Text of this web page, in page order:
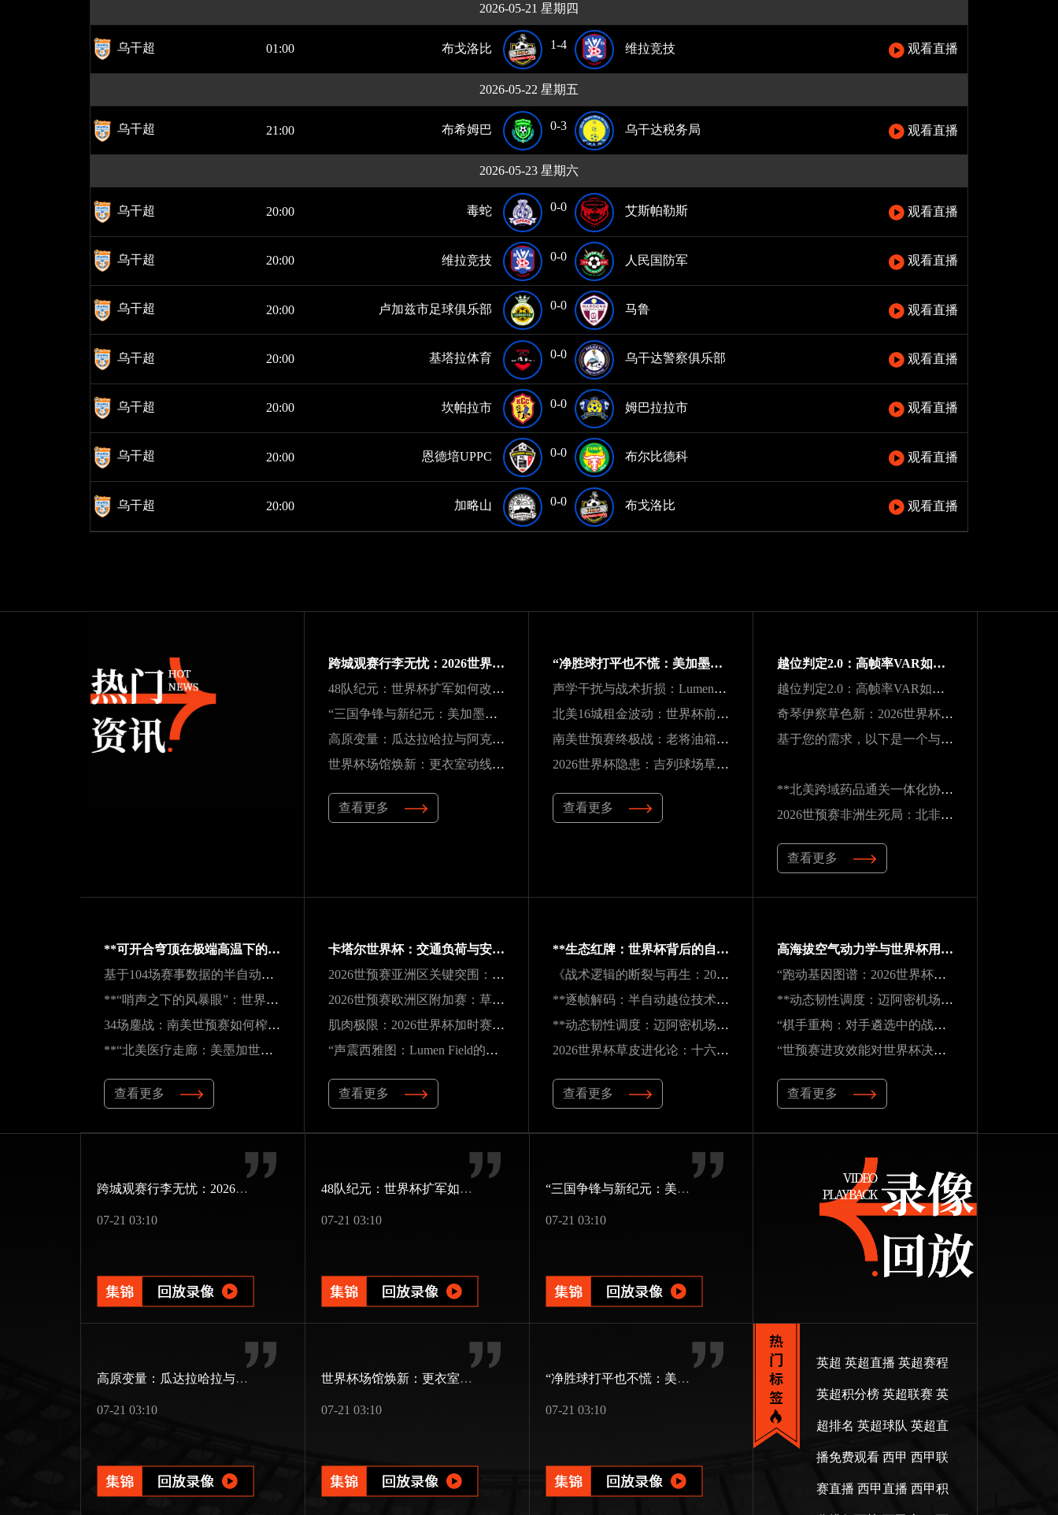
2026-05-21 星期四
乌干超 01:00 布戈洛比 1-4 维拉竞技 观看直播
2026-05-22 星期五
乌干超 21:00 布希姆巴 0-3 乌干达税务局 观看直播
2026-05-23 星期六
乌干超 20:00 毒蛇 0-0 艾斯帕勒斯 观看直播
乌干超 20:00 维拉竞技 0-0 人民国防军 观看直播
乌干超 20:00 卢加兹市足球俱乐部 0-0 马鲁 观看直播
乌干超 20:00 基塔拉体育 0-0 乌干达警察俱乐部 观看直播
乌干超 20:00 坎帕拉市 0-0 姆巴拉拉市 观看直播
乌干超 20:00 恩德培UPPC 0-0 布尔比德科 观看直播
乌干超 20:00 加略山 0-0 布戈洛比 观看直播
跨城观赛行李无忧：2026世界杯单场票专属行李“门到门”跨城速达方案
48队纪元：世界杯扩军如何改写霸权逻辑
“三国争锋与新纪元：美加墨世界杯淘汰赛版图重构”
高原变量：瓜达拉哈拉与阿克伦的天气博弈如何重塑2026世界杯战术逻辑
世界杯场馆焕新：更衣室动线重构与效能提升方案
查看更多
“净胜球打平也不慌：美加墨世界杯小组出线新规一图看懂”
声学干扰与战术折损：Lumen Field主场噪声环境下客队边线发球效能的影响研究
北美16城租金波动：世界杯前夜的住房市场变局
南美世预赛终极战：老将油箱见底，出线悬念系于最后一口气
2026世界杯隐患：吉列球场草皮根系异常，球员控球可能严重失准
查看更多
越位判定2.0：高帧率VAR如何重塑世界杯战术博弈规则
越位判定2.0：高帧率VAR如何重塑世界杯战术博弈规则
奇琴伊察草色新：2026世界杯前的阿兹特克生态重塑
基于您的需求，以下是一个与原标题核心一致但表述不同的新标题：
**北美跨域药品通关一体化协作体系建设路径**
2026世预赛非洲生死局：北非锋刃破阵 vs 西非铁壁封喉
查看更多
**可开合穹顶在极端高温下的微气候调节机制与热舒适性效能评估——以SoFi Stadium为例**
基于104场赛事数据的半自动越位识别触发机制与效能实证研究
**“哨声之下的风暴眼”：世界杯裁判在极限压力下的神经与生理共振解析**
34场鏖战：南美世预赛如何榨干传奇老将的最后一滴血
**“北美医疗走廊：美墨加世界杯应急资源的隐形博弈”**
查看更多
卡塔尔世界杯：交通负荷与安全防线引全球关注
2026世预赛亚洲区关键突围：九强困局中的变数与破局之道
2026世预赛欧洲区附加赛：草根逆袭，五匹黑马能否撕裂旧格局？
肌肉极限：2026世界杯加时赛的“无声崩解”
“声震西雅图：Lumen Field的声学屏障如何瓦解客队进攻，与2026世界杯的降噪博弈”
查看更多
**生态红牌：世界杯背后的自然透支与失衡困局**
《战术逻辑的断裂与再生：2026南太平洋启示录》
**逐帧解码：半自动越位技术对世界杯裁判实时判罚决策的重塑**
**动态韧性调度：迈阿密机场在2026世界杯飓风链应急中的中枢重构**
2026世界杯草皮进化论：十六座球场实现百慕大至黑麦草的生态跃迁
查看更多
高海拔空气动力学与世界杯用球适配性：墨西哥三城实地验证研究
“跑动基因图谱：2026世界杯冠军的39天体测密码”
**动态韧性调度：迈阿密机场在2026世界杯飓风链应急中的中枢重构**
“棋手重构：对手遴选中的战略序章”
“世预赛进攻效能对世界杯决赛圈得分能力的预测研究——以2026年美加墨世界杯为例”
查看更多
跨城观赛行李无忧：2026世界杯单场票专属行李“门到门”跨城速达方案
07-21 03:10
48队纪元：世界杯扩军如何改写霸权逻辑
07-21 03:10
“三国争锋与新纪元：美加墨世界杯淘汰赛版图重构”
07-21 03:10
高原变量：瓜达拉哈拉与阿克伦的天气博弈如何重塑2026世界杯战术逻辑
07-21 03:10
世界杯场馆焕新：更衣室动线重构与效能提升方案
07-21 03:10
“净胜球打平也不慌：美加墨世界杯小组出线新规一图看懂”
07-21 03:10
英超 英超直播 英超赛程
英超积分榜 英超联赛 英
超排名 英超球队 英超直
播免费观看 西甲 西甲联
赛直播 西甲直播 西甲积